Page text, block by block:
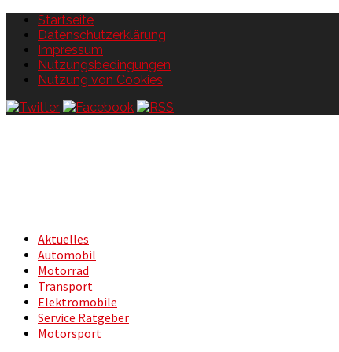
Startseite
Datenschutzerklärung
Impressum
Nutzungsbedingungen
Nutzung von Cookies
Aktuelles
Automobil
Motorrad
Transport
Elektromobile
Service Ratgeber
Motorsport